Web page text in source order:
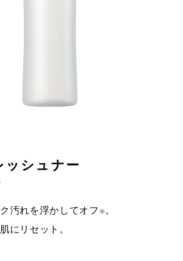
ッシュナー
汚れを浮かしてオフ ※ 。
にリセット。